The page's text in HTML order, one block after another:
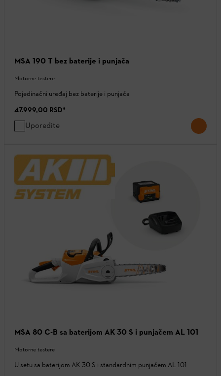
MSA 190 T bez baterije i punjača
Motorne testere
Pojedinačni uređaj bez baterije i punjača
47.999,00 RSD*
Uporedite
MSA 80 C-B sa baterijom AK 30 S i punjačem AL 101
Motorne testere
U setu sa baterijom AK 30 S i standardnim punjačem AL 101